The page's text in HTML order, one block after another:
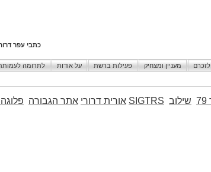
כתבי עפר
לזכרם מעניין ומצחיק פעילות ברשת על אודות לתרומה
שילוב SIGTRS אורית דרורי אתר הגבורה פלוגה